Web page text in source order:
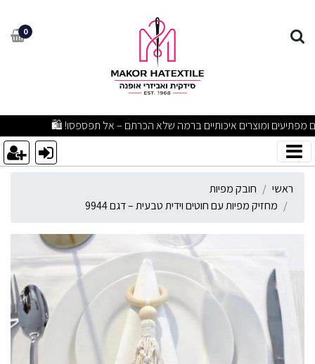
מחזיק מפיות עם חוטים וידית 0
מבצעים מפתיעים ומוצרים איכותיים ברמה שלא הכרתם – אל
ראשי
חובק מפיות
מחזיק מפיות עם חוטים וידית טבעית – דגם 9944